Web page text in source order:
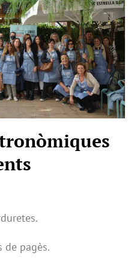
de pagès.